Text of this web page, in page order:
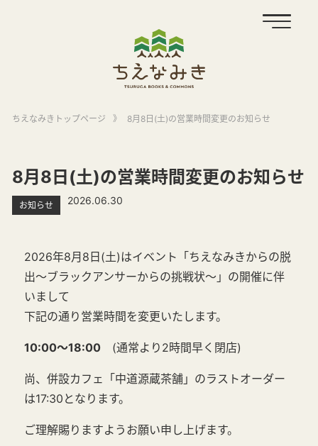
ちえなみきトップページ 》 8月8日(土)の営業時間変更のお知らせ
8月8日(土)の営業時間変更のお知らせ
お知らせ 2026.06.30
2026年8月8日(土)はイベント「ちえなみきからの脱
出～ブラックアンサーからの挑戦状～」の開催に伴
いまして
下記の通り営業時間を変更いたします。
10:00～18:00 (通常より2時間早く閉店)
尚、併設カフェ「中道源蔵茶舗」のラストオーダー
は17:30となります。
ご理解賜りますようお願い申し上げます。